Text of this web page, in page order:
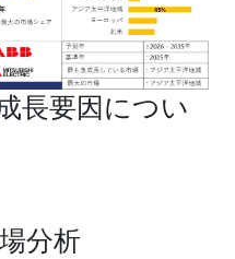
長要因につい
分析